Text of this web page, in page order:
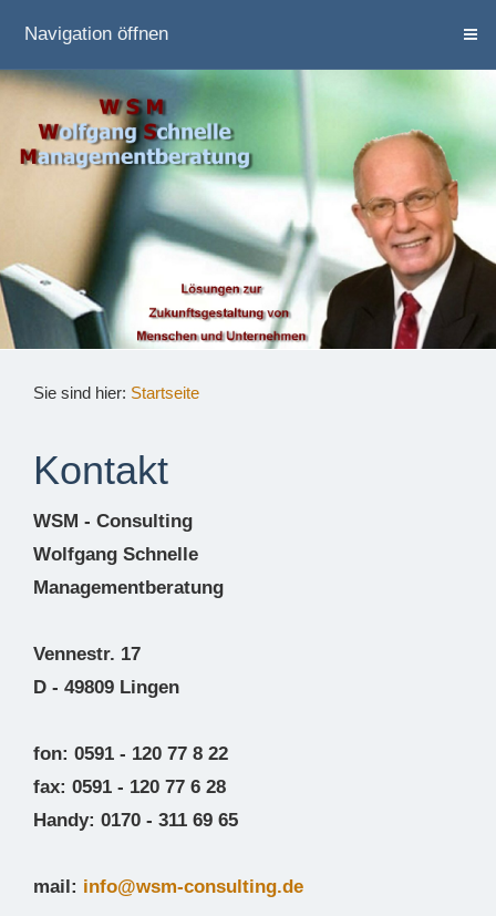
Navigation öffnen
Sie sind hier: Startseite
Kontakt
WSM - Consulting
Wolfgang Schnelle
Managementberatung
Vennestr. 17
D - 49809 Lingen
fon: 0591 - 120 77 8 22
fax: 0591 - 120 77 6 28
Handy: 0170 - 311 69 65
mail: info@wsm-consulting.de